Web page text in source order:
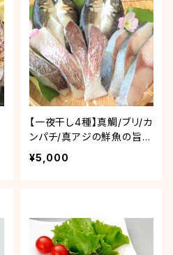
【一夜干し4種】真鯛/ブリ/カ
ンパチ/真アジの鮮魚の旨み
を閉じ込めました！美味旨
味干し
¥5,000